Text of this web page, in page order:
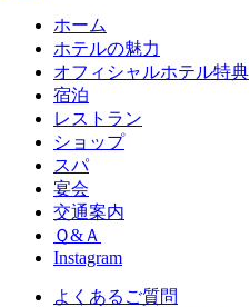
ホーム
ホテルの魅力
オフィシャルホテル特典
宿泊
レストラン
ショップ
スパ
宴会
交通案内
Ｑ&Ａ
Instagram
よくあるご質問